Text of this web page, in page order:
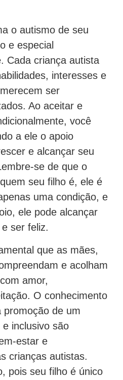
o autismo de seu
e especial
Cada criança autista
interesses e
ser
Ao aceitar e
você
a ele o apoio
e alcançar seu
se de que o
seu filho é, ele é
uma condição, e
ele pode alcançar
ser feliz.
que as mães,
e acolham
amor,
O conhecimento
de um
inclusivo são
estar e
crianças autistas.
pois seu filho é único